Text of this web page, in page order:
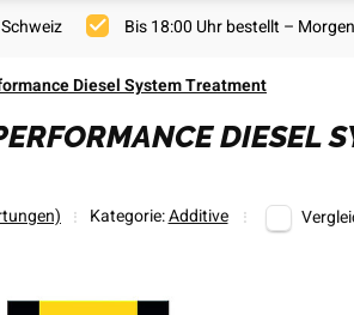
Bis 18:00 Uhr bestellt –
Diesel System Treatment
DIESEL
Kategorie:Additive